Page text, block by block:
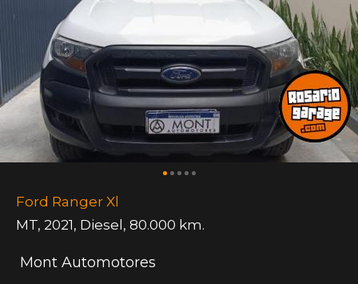
Ford Ranger Xl
MT, 2021, Diesel, 80.000 km.
Mont Automotores